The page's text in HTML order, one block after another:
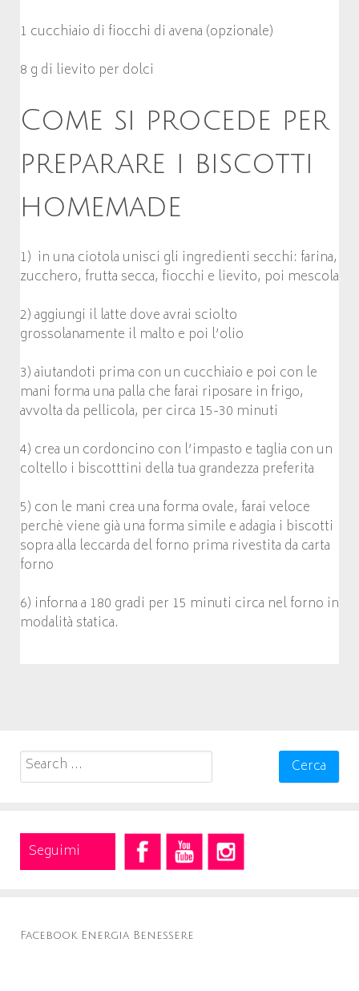
1 cucchiaio di fiocchi di avena (opzionale)
8 g di lievito per dolci
Come si procede per
preparare i biscotti
homemade
1) in una ciotola unisci gli ingredienti secchi: farina,
zucchero, frutta secca, fiocchi e lievito, poi mescola
2) aggiungi il latte dove avrai sciolto
grossolanamente il malto e poi l’olio
3) aiutandoti prima con un cucchiaio e poi con le
mani forma una palla che farai riposare in frigo,
avvolta da pellicola, per circa 15-30 minuti
4) crea un cordoncino con l’impasto e taglia con un
coltello i biscotttini della tua grandezza preferita
5) con le mani crea una forma ovale, farai veloce
perchè viene già una forma simile e adagia i biscotti
sopra alla leccarda del forno prima rivestita da carta
forno
6) inforna a 180 gradi per 15 minuti circa nel forno in
modalità statica.
Search
for:
Seguimi
Facebook Energia Benessere